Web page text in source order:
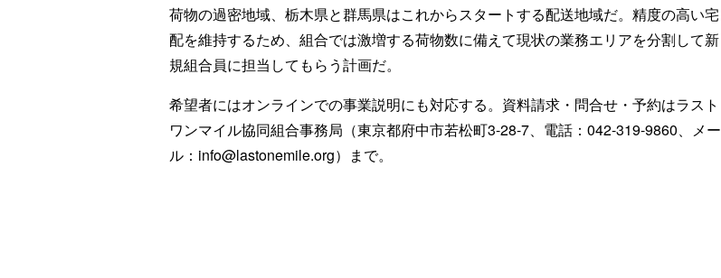
荷物の過密地域、栃木県と群馬県はこれからスタートする配送地域だ。精度の高い宅
配を維持するため、組合では激増する荷物数に備えて現状の業務エリアを分割して新
規組合員に担当してもらう計画だ。
希望者にはオンラインでの事業説明にも対応する。資料請求・問合せ・予約はラスト
ワンマイル協同組合事務局（東京都府中市若松町3-28-7、電話：042-319-9860、メー
ル：info@lastonemile.org）まで。